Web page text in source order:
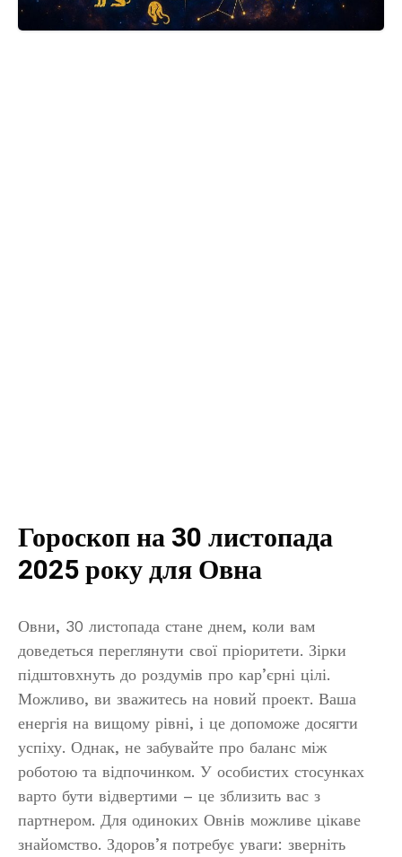
Гороскоп на 30 листопада
2025 року для Овна
Овни, 30 листопада стане днем, коли вам
доведеться переглянути свої пріоритети. Зірки
підштовхнуть до роздумів про кар’єрні цілі.
Можливо, ви зважитесь на новий проект. Ваша
енергія на вищому рівні, і це допоможе досягти
успіху. Однак, не забувайте про баланс між
роботою та відпочинком. У особистих стосунках
варто бути відвертими – це зблизить вас з
партнером. Для одиноких Овнів можливе цікаве
знайомство. Здоров’я потребує уваги: зверніть